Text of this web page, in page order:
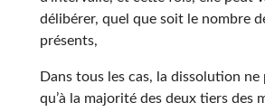
délibérer, quel que soit le nombre
présents,
Dans tous les cas, la dissolution
qu’à la majorité des deux tiers des